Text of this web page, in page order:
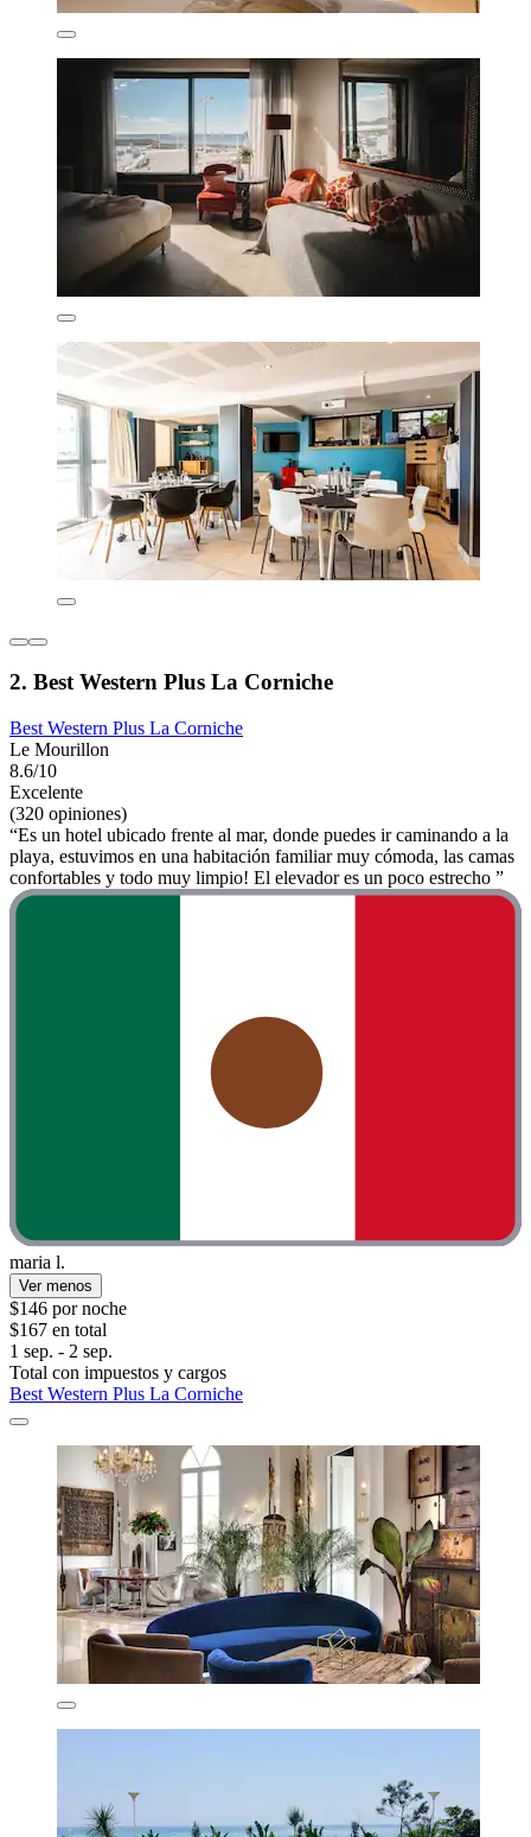
2. Best Western Plus La Corniche
Best Western Plus La Corniche
Le Mourillon
8.6/10
Excelente
(320 opiniones)
“Es un hotel ubicado frente al mar, donde puedes ir caminando a la
playa, estuvimos en una habitación familiar muy cómoda, las camas
confortables y todo muy limpio! El elevador es un poco estrecho ”
maria l.
Ver menos
$146 por noche
$167 en total
1 sep. - 2 sep.
Total con impuestos y cargos
Best Western Plus La Corniche